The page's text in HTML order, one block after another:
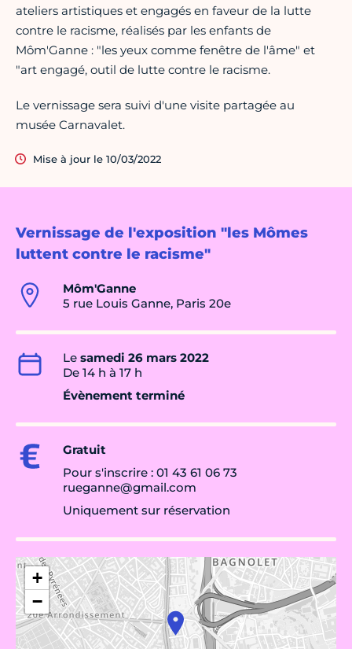
Vernissage de l'exposition "les Mômes
luttent contre le racisme"
Môm'Ganne
5 rue Louis Ganne, Paris 20e
Le samedi 26 mars 2022
De 14 h à 17 h
Évènement terminé
Gratuit
Pour s'inscrire : 01 43 61 06 73
rueganne@gmail.com
Uniquement sur réservation
+
−
ateliers artistiques et engagés en faveur de la lutte
contre le racisme, réalisés par les enfants de
Môm'Ganne : "les yeux comme fenêtre de l'âme" et
"art engagé, outil de lutte contre le racisme.
Le vernissage sera suivi d'une visite partagée au
musée Carnavalet.
Mise à jour le 10/03/2022